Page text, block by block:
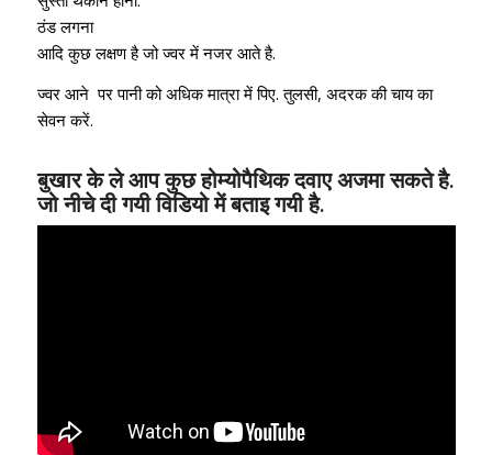
ठंड लगना
आदि कुछ लक्षण है जो ज्वर में नजर आते है.
ज्वर आने पर पानी को अधिक मात्रा में पिए. तुलसी, अदरक की चाय का
सेवन करें.
बुखार के ले आप कुछ होम्योपैथिक दवाए अजमा सकते है.
जो नीचे दी गयी विडियो में बताइ गयी है.